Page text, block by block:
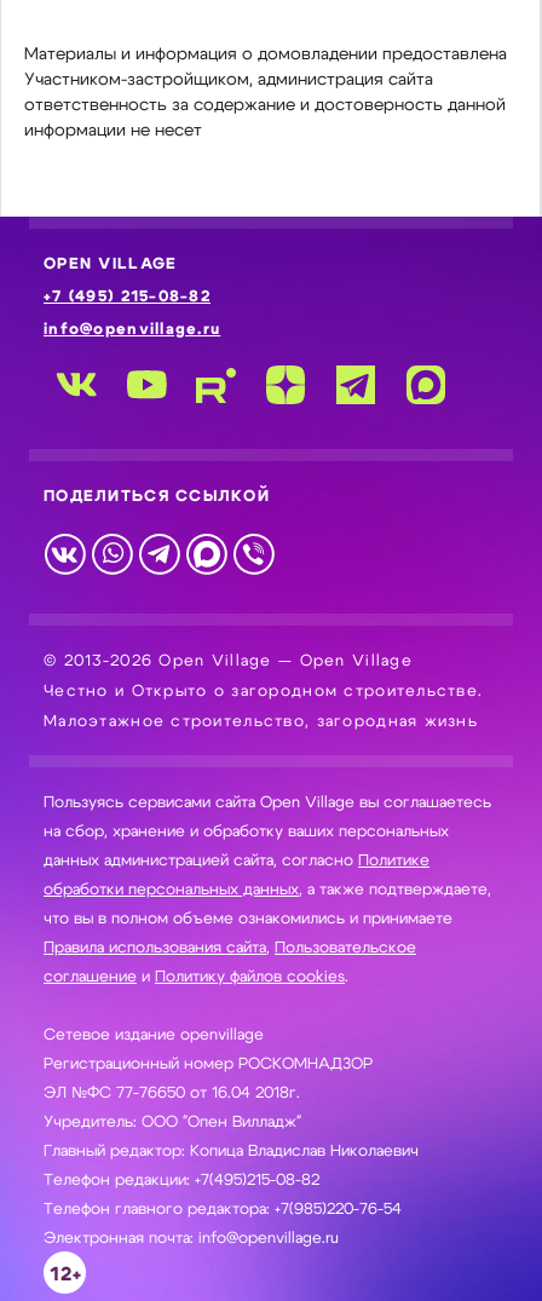
Материалы и информация о домовладении предоставлена
Участником-застройщиком, администрация сайта
ответственность за содержание и достоверность данной
информации не несет
OPEN VILLAGE
+7 (495) 215-08-82
info@openvillage.ru
ПОДЕЛИТЬСЯ ССЫЛКОЙ
© 2013-2026 Open Village — Open Village
Честно и Открыто о загородном строительстве.
Малоэтажное строительство, загородная жизнь
Пользуясь сервисами сайта Open Village вы соглашаетесь
на сбор, хранение и обработку ваших персональных
данных администрацией сайта, согласно
Политике
обработки персональных данных, а также подтверждаете,
что вы в полном объеме ознакомились и принимаете
Правила использования сайта,
Пользовательское
соглашение и Политику файлов cookies.
Сетевое издание openvillage
Регистрационный номер РОСКОМНАДЗОР
ЭЛ №ФС 77-76650 от 16.04 2018г.
Учредитель: ООО "Опен Вилладж"
Главный редактор: Копица Владислав Николаевич
Телефон редакции: +7(495)215-08-82
Телефон главного редактора: +7(985)220-76-54
Электронная почта: info@openvillage.ru
12+